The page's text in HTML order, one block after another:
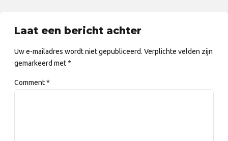
Laat een bericht achter
Uw e-mailadres wordt niet gepubliceerd. Verplichte velden zijn
gemarkeerd met *
Comment*